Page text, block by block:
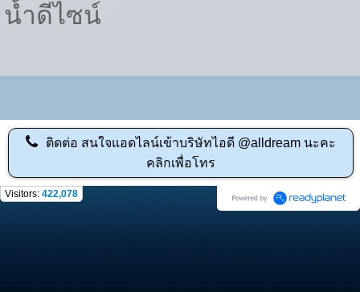
น้ำดีไซน์
ติดต่อ สนใจแอดไลน์เข้าบริษัทไอดี @alldream นะคะ
คลิกเพื่อโทร
Visitors: 422,078